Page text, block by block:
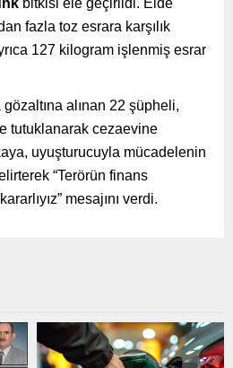
fazla toz esrara karşılık
127 kilogram işlenmiş esrar
alınan 22 şüpheli,
tutuklanarak cezaevine
uyuşturucuyla mücadelenin
“Terörün finans
mesajını verdi.